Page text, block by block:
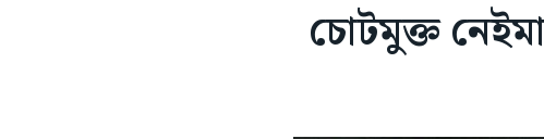
চোটমুক্ত